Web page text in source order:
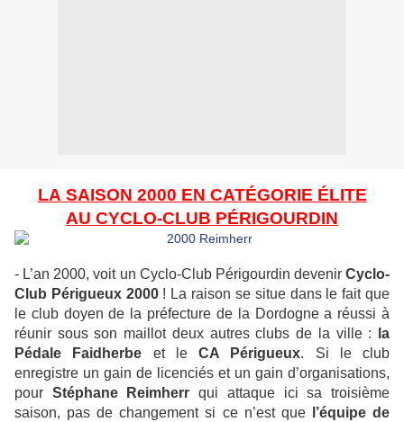
LA SAISON 2000 EN CATÉGORIE ÉLITE
AU CYCLO-CLUB PÉRIGOURDIN
- L’an 2000, voit un Cyclo-Club Périgourdin devenir Cyclo-
Club Périgueux 2000! La raison se situe dans le fait que
le club doyen de la préfecture de la Dordogne a réussi à
réunir sous son maillot deux autres clubs de la ville :
la
Pédale Faidherbe et le CA Périgueux. Si le club
enregistre un gain de licenciés et un gain d’organisations,
pour Stéphane Reimherr qui attaque ici sa troisième
saison, pas de changement si ce n’est que
l’équipe de